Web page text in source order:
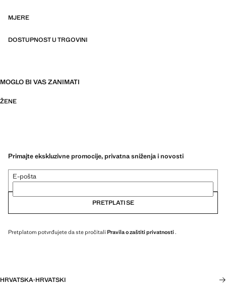
MJERE
DOSTUPNOST U TRGOVINI
MOGLO BI VAS ZANIMATI
ŽENE
Primajte ekskluzivne promocije, privatna sniženja i novosti
E-pošta
PRETPLATI SE
Pretplatom potvrđujete da ste pročitali Pravila o zaštiti privatnosti .
HRVATSKA·HRVATSKI